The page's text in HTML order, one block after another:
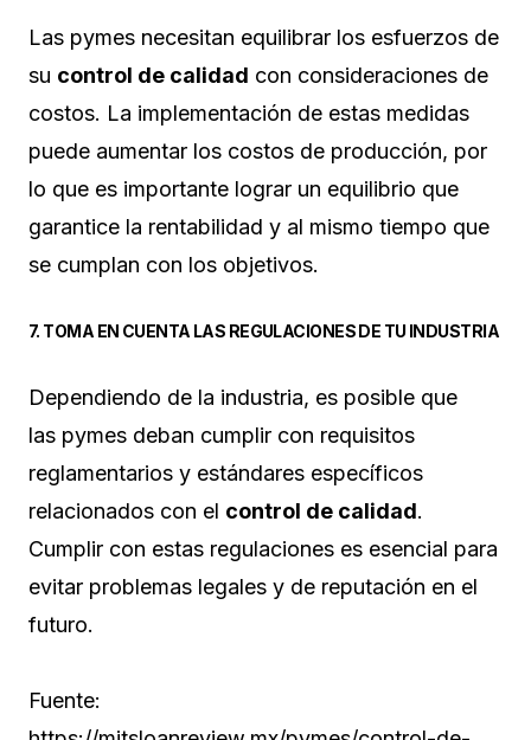
Las pymes necesitan equilibrar los esfuerzos de
su control de calidad con consideraciones de
costos. La implementación de estas medidas
puede aumentar los costos de producción, por
lo que es importante lograr un equilibrio que
garantice la rentabilidad y al mismo tiempo que
se cumplan con los objetivos.
7. TOMA EN CUENTA LAS REGULACIONES DE TU INDUSTRIA
Dependiendo de la industria, es posible que
las pymes deban cumplir con requisitos
reglamentarios y estándares específicos
relacionados con el control de calidad.
Cumplir con estas regulaciones es esencial para
evitar problemas legales y de reputación en el
futuro.
Fuente: